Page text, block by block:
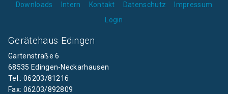
Downloads Intern Kontakt Datenschutz
Impressum
Login
Gerätehaus Edingen
Gartenstraße 6
68535 Edingen-Neckarhausen
Tel.: 06203/81216
Fax: 06203/892809